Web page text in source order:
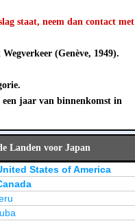
staat, neem dan contact met
(Genève, 1949).
jaar van binnenkomst in
Landen voor Japan
States of America